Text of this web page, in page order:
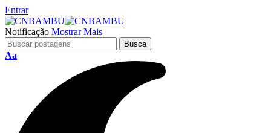
Entrar
Notificação Mostrar Mais
Aa